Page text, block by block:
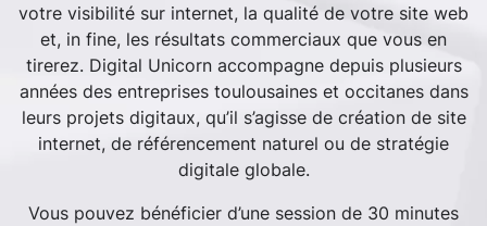
votre visibilité sur internet, la qualité de votre site web
et, in fine, les résultats commerciaux que vous en
tirerez. Digital Unicorn accompagne depuis plusieurs
années des entreprises toulousaines et occitanes dans
leurs projets digitaux, qu’il s’agisse de création de site
internet, de référencement naturel ou de stratégie
digitale globale.
Vous pouvez bénéficier d’une session de 30 minutes